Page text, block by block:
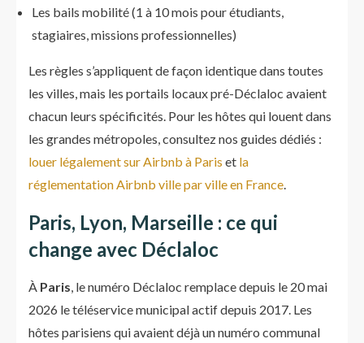
Les bails mobilité (1 à 10 mois pour étudiants,
stagiaires, missions professionnelles)
Les règles s’appliquent de façon identique dans toutes
les villes, mais les portails locaux pré-Déclaloc avaient
chacun leurs spécificités. Pour les hôtes qui louent dans
les grandes métropoles, consultez nos guides dédiés :
louer légalement sur Airbnb à Paris et la
réglementation Airbnb ville par ville en France.
Paris, Lyon, Marseille : ce qui
change avec Déclaloc
À Paris, le numéro Déclaloc remplace depuis le 20 mai
2026 le téléservice municipal actif depuis 2017. Les
hôtes parisiens qui avaient déjà un numéro communal